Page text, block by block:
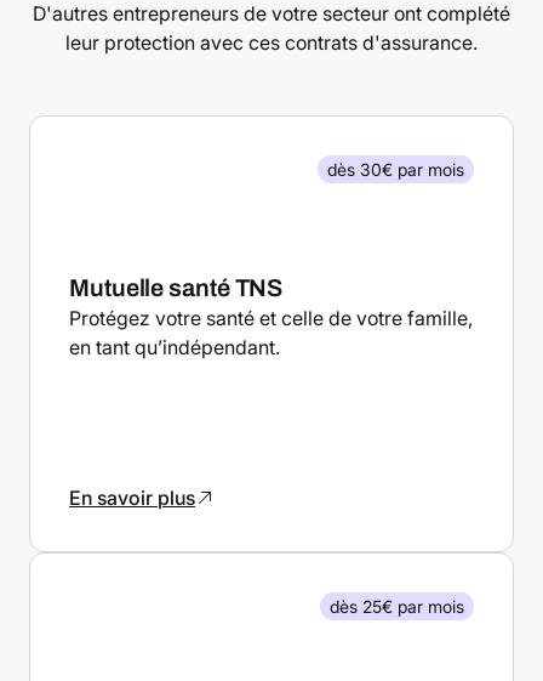
D'autres entrepreneurs de votre secteur ont complété
leur protection avec ces contrats d'assurance.
Mutuelle santé TNS
Protégez votre santé et celle de votre famille,
en tant qu’indépendant.
En savoir plus
dès 30€ par mois
dès 25€ par mois